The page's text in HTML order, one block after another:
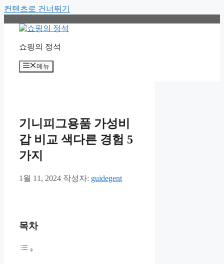
컨텐츠로 건너뛰기
쇼핑의 정석
메뉴
기니피그용품 가성비
갑 비교 색다른 경험 5
가지
1월 11, 2024 작성자: guidegent
목차